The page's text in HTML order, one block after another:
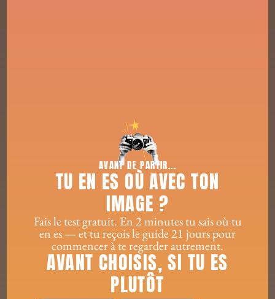
CES ARTICLES POURRAIENT VOUS INTÉRESSER...
AVANT DE PARTIR...
TU EN ES OÙ AVEC TON
IMAGE ?
Fais le test gratuit. En 2 minutes tu sais où tu
en es — et tu reçois le guide 21 jours pour
commencer à te regarder autrement.
AVANT CHOISIS, SI TU ES
PLUTÔT